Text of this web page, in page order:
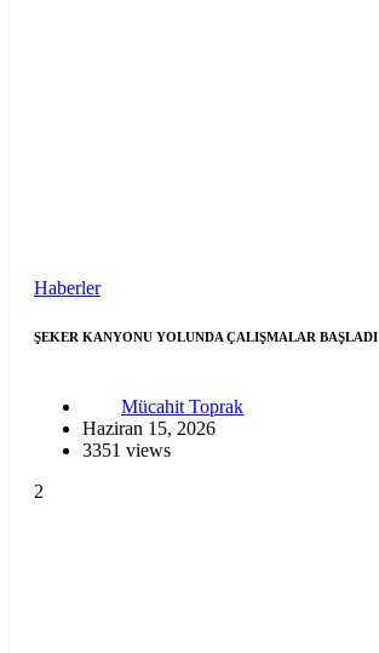
Haberler
ŞEKER KANYONU YOLUNDA ÇALIŞMALAR BAŞLADI
Mücahit Toprak
Haziran 15, 2026
3351 views
2